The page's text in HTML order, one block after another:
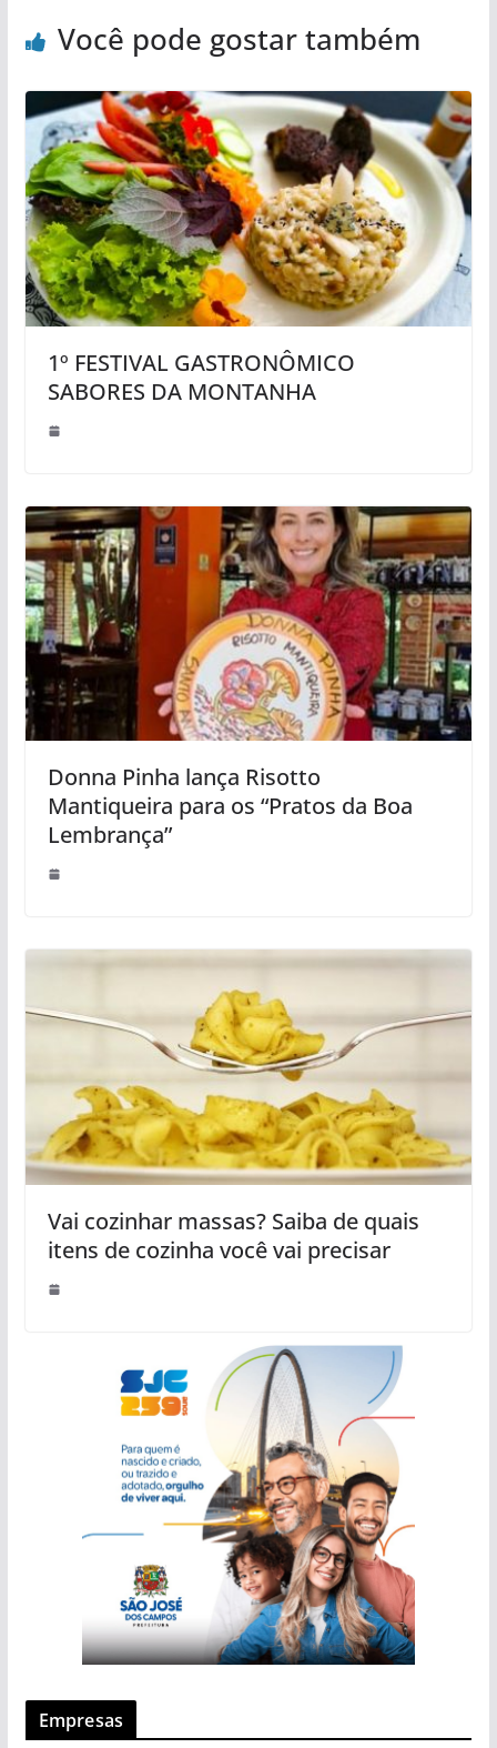
Você pode gostar também
1º FESTIVAL GASTRONÔMICO
SABORES DA MONTANHA
Donna Pinha lança Risotto
Mantiqueira para os “Pratos da Boa
Lembrança”
Vai cozinhar massas? Saiba de quais
itens de cozinha você vai precisar
Empresas